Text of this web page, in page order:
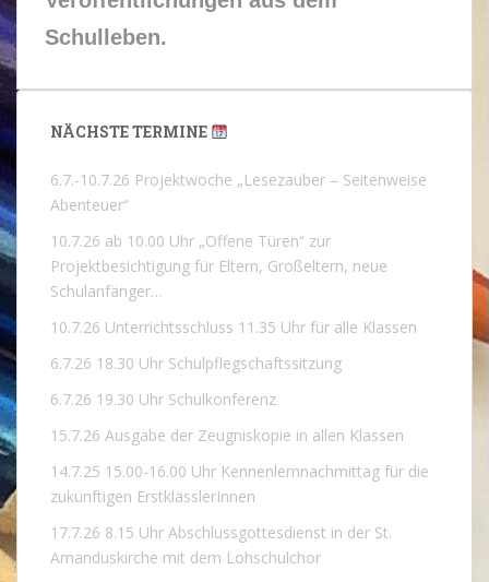
Schulleben.
NÄCHSTE TERMINE
6.7.-10.7.26 Projektwoche „Lesezauber – Seitenweise
Abenteuer“
10.7.26 ab 10.00 Uhr „Offene Türen“ zur
Projektbesichtigung für Eltern, Großeltern, neue
Schulanfänger…
10.7.26 Unterrichtsschluss 11.35 Uhr für alle Klassen
6.7.26 18.30 Uhr Schulpflegschaftssitzung
6.7.26 19.30 Uhr Schulkonferenz
15.7.26 Ausgabe der Zeugniskopie in allen Klassen
14.7.25 15.00-16.00 Uhr Kennenlernnachmittag für die
zukünftigen ErstklässlerInnen
17.7.26 8.15 Uhr Abschlussgottesdienst in der St.
Amanduskirche mit dem Lohschulchor